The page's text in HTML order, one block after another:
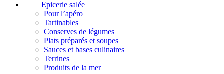
Epicerie salée
Pour l’apéro
Tartinables
Conserves de légumes
Plats préparés et soupes
Sauces et bases culinaires
Terrines
Produits de la mer